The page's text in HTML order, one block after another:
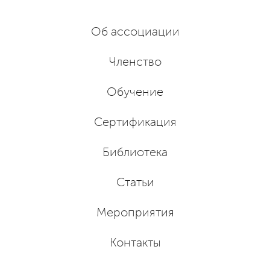
Об ассоциации
Членство
Обучение
Сертификация
Библиотека
Статьи
Мероприятия
Контакты